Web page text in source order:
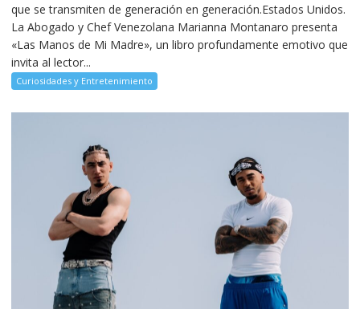
que se transmiten de generación en generación.Estados Unidos.
La Abogado y Chef Venezolana Marianna Montanaro presenta
«Las Manos de Mi Madre», un libro profundamente emotivo que
invita al lector...
Curiosidades y Entretenimiento